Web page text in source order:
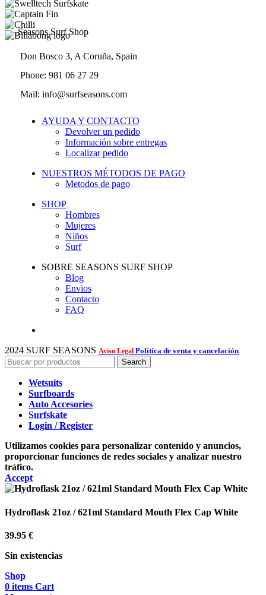
Seasons Surf Shop
Don Bosco 3, A Coruña, Spain
Phone: 981 06 27 29
Mail: info@surfseasons.com
AYUDA Y CONTACTO
Devolver un pedido
Información sobre entregas
Localizar pedido
NUESTROS MÉTODOS DE PAGO
Metodos de pago
SHOP
Hombres
Mujeres
Niños
Surf
SOBRE SEASONS SURF SHOP
Blog
Envios
Contacto
FAQ
2024 SURF SEASONS Aviso Legal Política de venta y cancelación
Search
Wetsuits
Surfboards
Auto Accesories
Surfskate
Login / Register
Utilizamos cookies para personalizar contenido y anuncios,
proporcionar funciones de redes sociales y analizar nuestro
tráfico.
Accept
Hydroflask 21oz / 621ml Standard Mouth Flex Cap White
39.95 €
Sin existencias
Shop
0 items Cart